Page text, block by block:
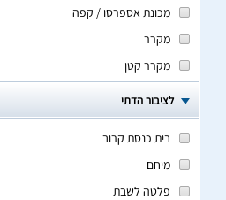
מכונת אספרסו / קפה
מקרר
מקרר קטן
לציבור הדתי
בית כנסת קרוב
מיחם
פלטה לשבת